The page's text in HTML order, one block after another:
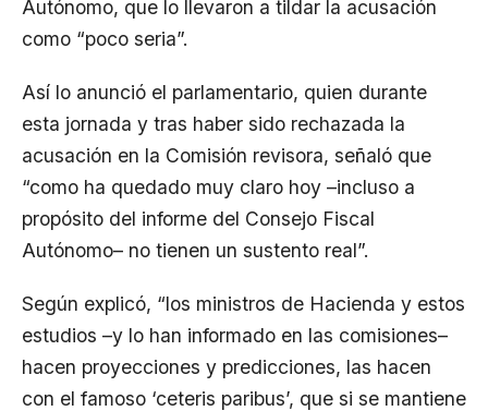
Autónomo, que lo llevaron a tildar la acusación
como “poco seria”.
Así lo anunció el parlamentario, quien durante
esta jornada y tras haber sido rechazada la
acusación en la Comisión revisora, señaló que
“como ha quedado muy claro hoy –incluso a
propósito del informe del Consejo Fiscal
Autónomo– no tienen un sustento real”.
Según explicó, “los ministros de Hacienda y estos
estudios –y lo han informado en las comisiones–
hacen proyecciones y predicciones, las hacen
con el famoso ‘ceteris paribus’, que si se mantiene